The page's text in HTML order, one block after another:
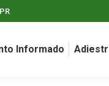
Informado